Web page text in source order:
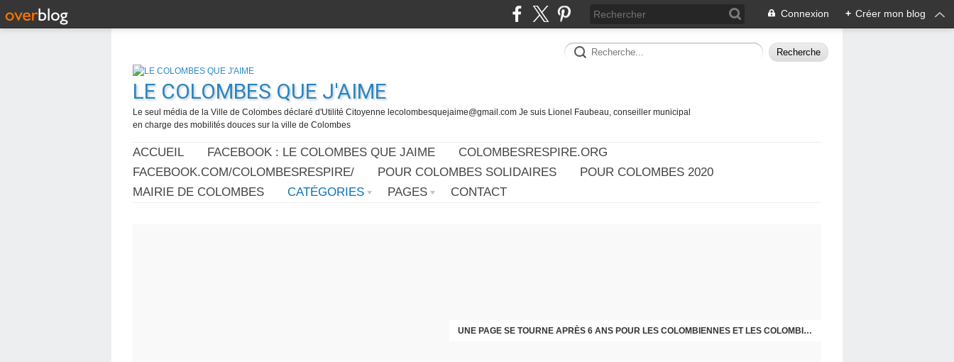
Connexion + Créer mon blog
LE COLOMBES QUE J'AIME
Le seul média de la Ville de Colombes déclaré d'Utilité Citoyenne lecolombesquejaime@gmail.com Je suis Lionel Faubeau, conseiller municipal
en charge des mobilités douces sur la ville de Colombes
ACCUEIL FACEBOOK : LE COLOMBES QUE JAIME
COLOMBESRESPIRE.ORG
FACEBOOK.COM/COLOMBESRESPIRE/
POUR COLOMBES SOLIDAIRES
POUR COLOMBES 2020
MAIRIE DE COLOMBES
CATÉGORIES PAGES CONTACT
UNE PAGE SE TOURNE APRÈS 6 ANS POUR LES COLOMBIENNES ET LES COLOMBIENS